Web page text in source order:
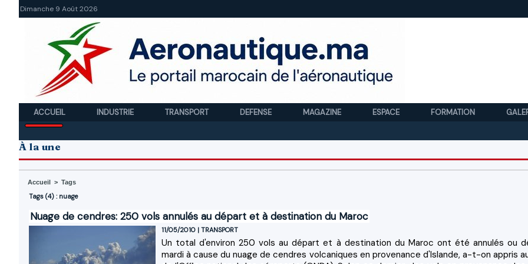
Dimanche 9 Août 2026
ACCUEIL INDUSTRIE TRANSPORT DEFENSE MAGAZINE ESPACE FORMATION
À la une
Accueil > Tags
Tags (4) : nuage
Nuage de cendres: 250 vols annulés au départ et à destination du Maroc
11/05/2010 | TRANSPORT
Un total d'environ 250 vols au départ et à destination du Maroc ont été annulés ou
mardi à cause du nuage de cendres volcaniques en provenance d'Islande, a-t-on appris